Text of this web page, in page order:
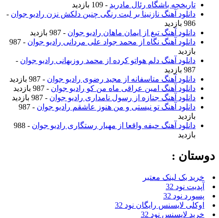
تاریخچه باشگاه رئال مادرید - 109 بازدید
دانلود آهنگ نازنینا بر لبت رنگی چنین دلکش نزن رادیو جوان -
986 بازدید
دانلود آهنگ تیغ از ایمان ماهان رادیو جوان - 987 بازدید
دانلود آهنگ نگاه از محمد جواد علی مردانی رادیو جوان
- 987
بازدید
دانلود آهنگ دلم هواتو کرده از محمد روزبهانی رادیو جوان -
987 بازدید
دانلود آهنگ متاسفانه از مجید رضوی رادیو جوان - 987 بازدید
دانلود آهنگ امین عراقی ماه من کو رادیو جوان - 987 بازدید
دانلود آهنگ جنازه از رسول نامداری رادیو جوان - 987 بازدید
دانلود آهنگ تو نیستی و من هنوز عاشقم رادیو جوان
- 987
بازدید
دانلود آهنگ حیفه واقعا از مهیار رستگاری رادیو جوان
- 988
بازدید
دوستان :
خرید بک لینک معتبر
آپدیت نود 32
پسورد نود 32
اوکلی لایسنس رایگان نود 32
خرید لایسنس نود 32